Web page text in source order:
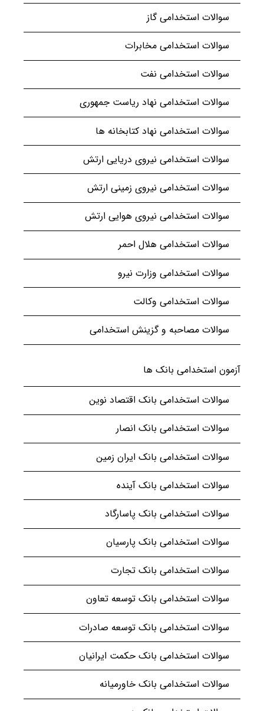
سوالات استخدامی گاز
سوالات استخدامی مخابرات
سوالات استخدامی نفت
سوالات استخدامی نهاد ریاست جمهوری
سوالات استخدامی نهاد کتابخانه ها
سوالات استخدامی نیروی دریایی ارتش
سوالات استخدامی نیروی زمینی ارتش
سوالات استخدامی نیروی هوایی ارتش
سوالات استخدامی هلال احمر
سوالات استخدامی وزارت نیرو
سوالات استخدامی وکالت
سوالات مصاحبه و گزینش استخدامی
آزمون استخدامی بانک ها
سوالات استخدامی بانک اقتصاد نوین
سوالات استخدامی بانک انصار
سوالات استخدامی بانک ایران زمین
سوالات استخدامی بانک آینده
سوالات استخدامی بانک پاسارگاد
سوالات استخدامی بانک پارسیان
سوالات استخدامی بانک تجارت
سوالات استخدامی بانک توسعه تعاون
سوالات استخدامی بانک توسعه صادرات
سوالات استخدامی بانک حکمت ایرانیان
سوالات استخدامی بانک خاورمیانه